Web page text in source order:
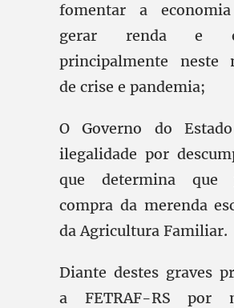
fomentar a
gerar renda e
principalmente neste
de crise e pandemia;
O Governo do
ilegalidade por
que determina que
compra da merenda
da Agricultura Familiar.
Diante destes graves
a FETRAF-RS por